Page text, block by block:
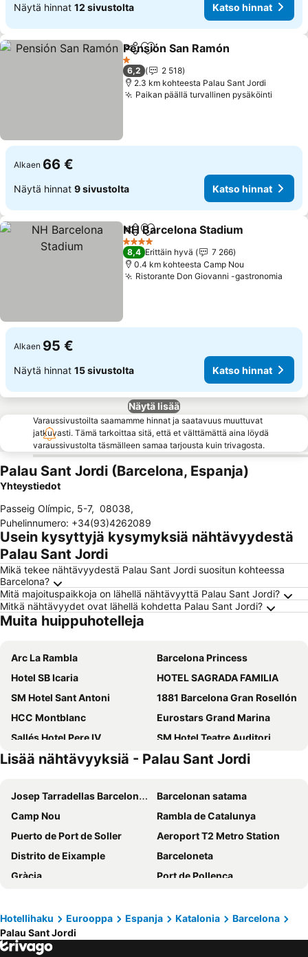
Näytä hinnat 12 sivustolta Katso hinnat
Jaa Lisää suosikkeihin
Pensión San Ramón
1 Tähtiluokitus
6,2
2 518
2.3 km kohteesta Palau Sant Jordi
Paikan päällä turvallinen pysäköinti
Alkaen 66 €
Näytä hinnat 9 sivustolta Katso hinnat
Jaa Lisää suosikkeihin
NH Barcelona Stadium
4 Tähtiluokitus
8,4 Erittäin hyvä
7 266
0.4 km kohteesta Camp Nou
Ristorante Don Giovanni -gastronomia
Alkaen 95 €
Näytä hinnat 15 sivustolta Katso hinnat
Näytä lisää
Varaussivustoilta saamamme hinnat ja saatavuus muuttuvat
jatkuvasti. Tämä tarkoittaa sitä, että et välttämättä aina löydä
varaussivustolta täsmälleen samaa tarjousta kuin trivagosta.
Palau Sant Jordi (Barcelona, Espanja)
Yhteystiedot
Passeig Olímpic, 5-7, 08038,
Puhelinnumero: +34(93)4262089
Usein kysyttyjä kysymyksiä nähtävyydestä
Palau Sant Jordi
Mikä tekee nähtävyydestä Palau Sant Jordi suositun kohteessa
Barcelona?
Mitä majoituspaikkoja on lähellä nähtävyyttä Palau Sant Jordi?
Mitkä nähtävyydet ovat lähellä kohdetta Palau Sant Jordi?
Muita huippuhotelleja
Arc La Rambla
Barcelona Princess
Hotel SB Icaria
HOTEL SAGRADA FAMILIA
SM Hotel Sant Antoni
1881 Barcelona Gran Rosellón
HCC Montblanc
Eurostars Grand Marina
Sallés Hotel Pere IV
SM Hotel Teatre Auditori
Catalonia Avinyo
Leonardo Royal Hotel Barcelona Fira
Barcelona Airport Hotel
Ilunion Les Corts Spa
Hotel SB Diagonal Zero
Hotel Casa Lit Barcelona
Hotel Continental Barcelona
Catalonia Park Putxet
Hotel & Spa Villa Olimpica Suites
Leonardo Royal Hotel Barcelona Forum
Barcelo Raval
Hotel Astoria
Hotel Alimara
BYPILLOW Mothern
HCC Taber
Lisää nähtävyyksiä - Palau Sant Jordi
Josep Tarradellas Barcelona–El Prat Airport
Barcelonan satama
Camp Nou
Rambla de Catalunya
Puerto de Port de Soller
Aeroport T2 Metro Station
Distrito de Eixample
Barceloneta
Gràcia
Port de Pollença
Barri Gòtic
Plaça Catalunya
Port de Alcudia
Hotellihaku Eurooppa Espanja Katalonia
Barcelona
Palau Sant Jordi